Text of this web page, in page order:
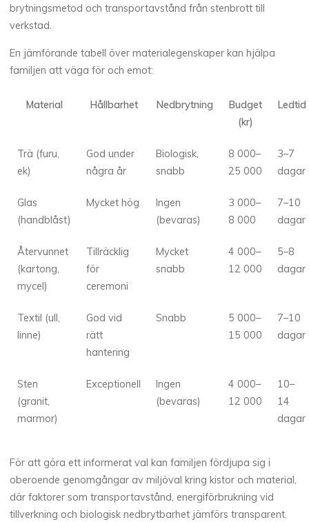
brytningsmetod och transportavstånd från stenbrott till
verkstad.
En jämförande tabell över materialegenskaper kan hjälpa
familjen att väga för och emot:
Material Hållbarhet Nedbrytning
Budget
(kr)
Ledtid
Trä (furu,
ek)
God under
några år
Biologisk,
snabb
8 000–
25 000
3–7
dagar
Glas
(handblåst)
Mycket hög
Ingen
(bevaras)
3 000–
8 000
7–10
dagar
Återvunnet
(kartong,
mycel)
Tillräcklig
för
ceremoni
Mycket
snabb
4 000–
12 000
5–8
dagar
Textil (ull,
linne)
God vid
rätt
hantering
Snabb
5 000–
15 000
7–10
dagar
Sten
(granit,
marmor)
Exceptionell
Ingen
(bevaras)
4 000–
12 000
10–
14
dagar
För att göra ett informerat val kan familjen fördjupa sig i
oberoende genomgångar av miljöval kring kistor och material,
där faktorer som transportavstånd, energiförbrukning vid
tillverkning och biologisk nedbrytbarhet jämförs transparent.